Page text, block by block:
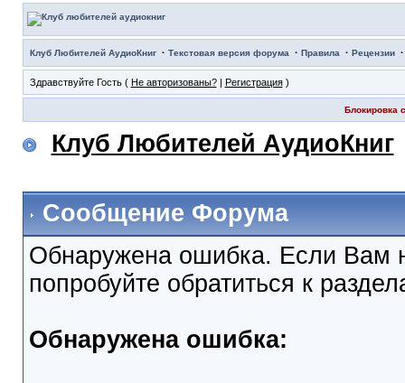
Клуб Любителей АудиоКниг· Текстовая версия форума · Правила · Рецензии
Здравствуйте Гость ( Не авторизованы?| Регистрация)
Блокировка
Клуб Любителей АудиоКниг
Сообщение Форума
Обнаружена ошибка. Если Вам
попробуйте обратиться к
Обнаружена ошибка: